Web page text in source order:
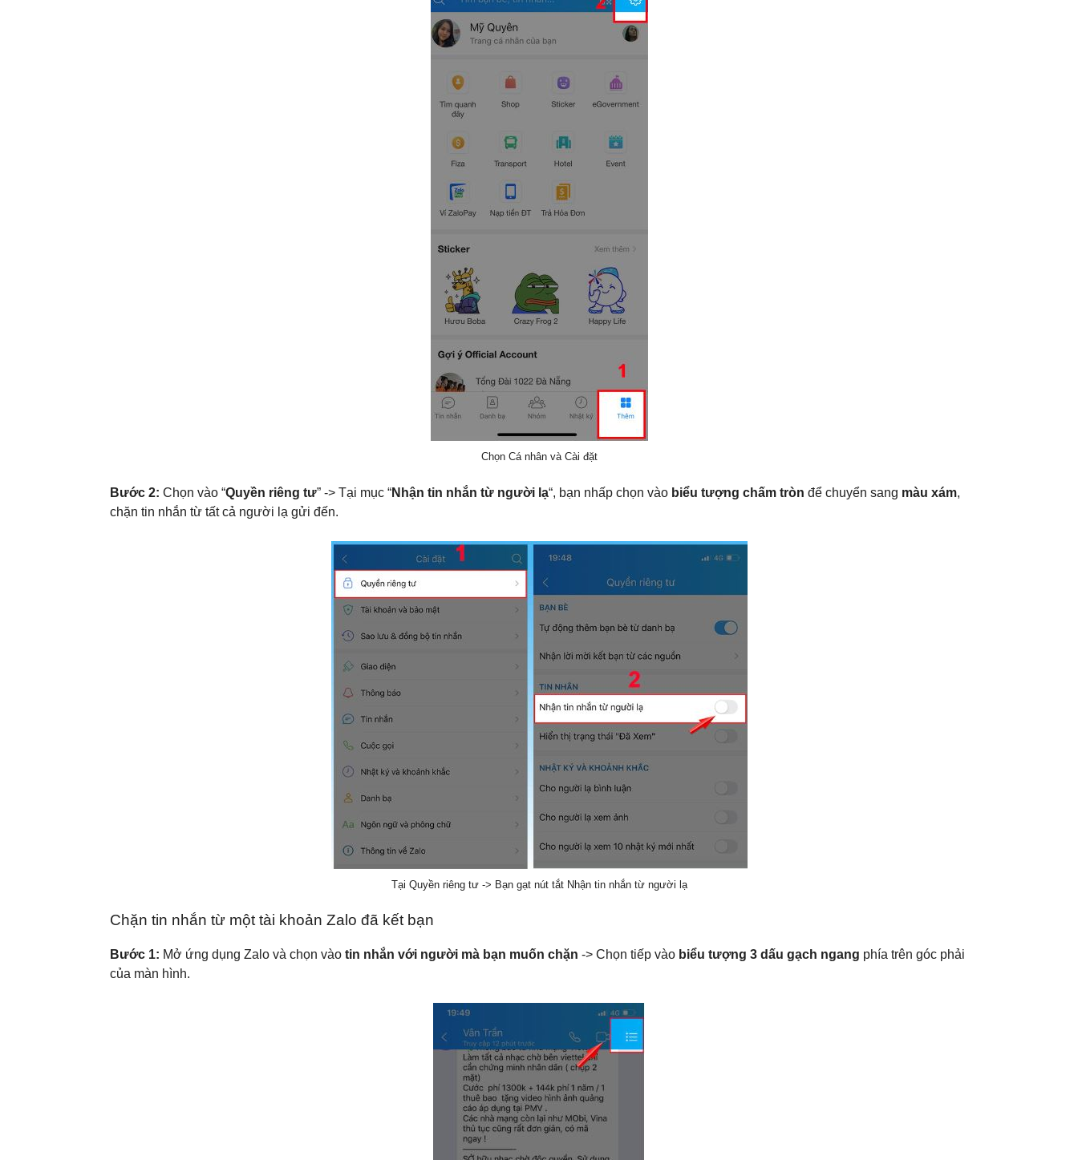
Chọn Cá nhân và Cài đặt
Bước 2: Chọn vào “Quyền riêng tư” -> Tại mục “Nhận tin nhắn từ người lạ“, bạn nhấp chọn vào biểu tượng chấm tròn để chuyển sang màu xám,
chặn tin nhắn từ tất cả người lạ gửi đến.
Tại Quyền riêng tư -> Bạn gạt nút tắt Nhận tin nhắn từ người lạ
Chặn tin nhắn từ một tài khoản Zalo đã kết bạn
Bước 1: Mở ứng dụng Zalo và chọn vào tin nhắn với người mà bạn muốn chặn -> Chọn tiếp vào biểu tượng 3 dấu gạch ngang phía trên góc phải
của màn hình.